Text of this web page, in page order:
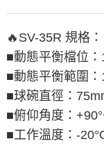
🔥SV-35R 規格：
■動態平衡檔位：
■動態平衡範圍：
■球碗直徑：
■俯仰角度：
■工作溫度：-